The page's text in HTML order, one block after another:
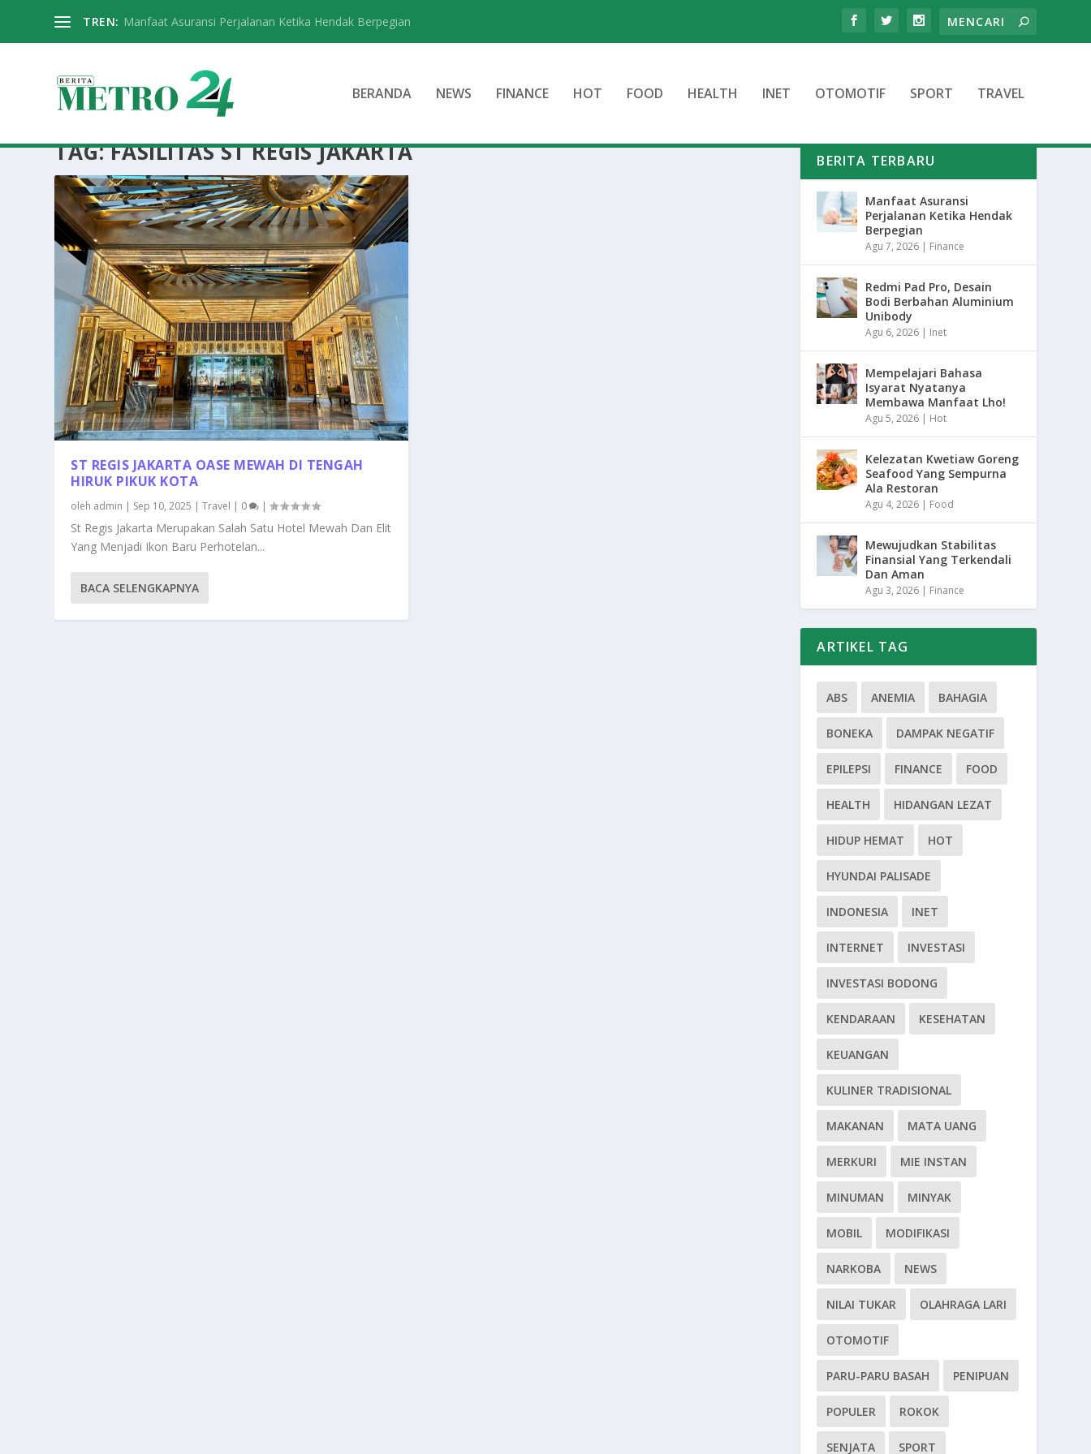
TREN: Manfaat Asuransi Perjalanan Ketika Hendak Berpegian
BERANDA NEWS FINANCE HOT FOOD HEALTH INET OTOMOTIF SPORT TRAVEL
TAG:FASILITAS ST REGIS JAKARTA
ST REGIS JAKARTA OASE MEWAH DI TENGAH
HIRUK PIKUK KOTA
oleh admin | Sep 10, 2025 |Travel | 0 |
St Regis Jakarta Merupakan Salah Satu Hotel Mewah Dan Elit
Yang Menjadi Ikon Baru Perhotelan...
BACA SELENGKAPNYA
BERITA TERBARU
Manfaat Asuransi
Perjalanan Ketika Hendak
Berpegian
Agu 7, 2026 | Finance
Redmi Pad Pro, Desain
Bodi Berbahan Aluminium
Unibody
Agu 6, 2026 | Inet
Mempelajari Bahasa
Isyarat Nyatanya
Membawa Manfaat Lho!
Agu 5, 2026 | Hot
Kelezatan Kwetiaw Goreng
Seafood Yang Sempurna
Ala Restoran
Agu 4, 2026 | Food
Mewujudkan Stabilitas
Finansial Yang Terkendali
Dan Aman
Agu 3, 2026 | Finance
ARTIKEL TAG
ABS ANEMIA BAHAGIA
BONEKA DAMPAK NEGATIF
EPILEPSI FINANCE FOOD
HEALTH HIDANGAN LEZAT
HIDUP HEMAT HOT
HYUNDAI PALISADE
INDONESIA INET
INTERNET INVESTASI
INVESTASI BODONG
KENDARAAN KESEHATAN
KEUANGAN
KULINER TRADISIONAL
MAKANAN MATA UANG
MERKURI MIE INSTAN
MINUMAN MINYAK
MOBIL MODIFIKASI
NARKOBA NEWS
NILAI TUKAR OLAHRAGA LARI
OTOMOTIF
PARU-PARU BASAH PENIPUAN
POPULER ROKOK
SENJATA SPORT